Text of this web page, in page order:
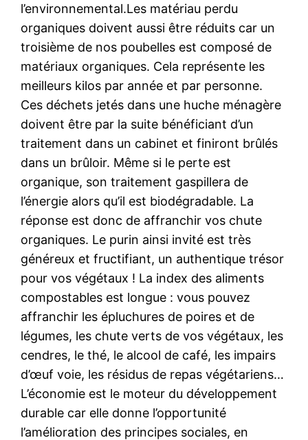
l’environnemental.Les matériau perdu
organiques doivent aussi être réduits car un
troisième de nos poubelles est composé de
matériaux organiques. Cela représente les
meilleurs kilos par année et par personne.
Ces déchets jetés dans une huche ménagère
doivent être par la suite bénéficiant d’un
traitement dans un cabinet et finiront brûlés
dans un brûloir. Même si le perte est
organique, son traitement gaspillera de
l’énergie alors qu’il est biodégradable. La
réponse est donc de affranchir vos chute
organiques. Le purin ainsi invité est très
généreux et fructifiant, un authentique trésor
pour vos végétaux ! La index des aliments
compostables est longue : vous pouvez
affranchir les épluchures de poires et de
légumes, les chute verts de vos végétaux, les
cendres, le thé, le alcool de café, les impairs
d’œuf voie, les résidus de repas végétariens…
L’économie est le moteur du développement
durable car elle donne l’opportunité
l’amélioration des principes sociales, en